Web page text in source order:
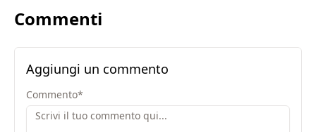
Commenti
Aggiungi un commento
Commento*